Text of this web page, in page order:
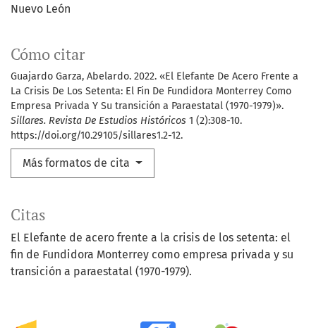
Nuevo León
Cómo citar
Guajardo Garza, Abelardo. 2022. «El Elefante De Acero Frente a
La Crisis De Los Setenta: El Fin De Fundidora Monterrey Como
Empresa Privada Y Su transición a Paraestatal (1970-1979)».
Sillares. Revista De Estudios Históricos 1 (2):308-10.
https://doi.org/10.29105/sillares1.2-12.
Más formatos de cita
Citas
El Elefante de acero frente a la crisis de los setenta: el
fin de Fundidora Monterrey como empresa privada y su
transición a paraestatal (1970-1979).